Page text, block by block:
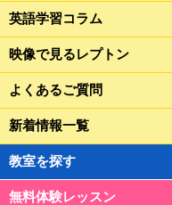
英語学習コラム
映像で見るレプトン
よくあるご質問
新着情報一覧
教室を探す
無料体験レッスン